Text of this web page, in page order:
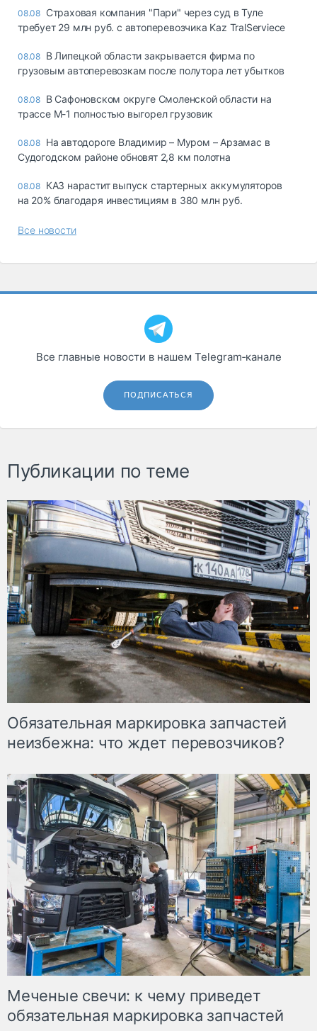
08.08 Страховая компания "Пари" через суд в Туле
требует 29 млн руб. с автоперевозчика Kaz TralServiece
08.08 В Липецкой области закрывается фирма по
грузовым автоперевозкам после полутора лет убытков
08.08 В Сафоновском округе Смоленской области на
трассе М-1 полностью выгорел грузовик
08.08 На автодороге Владимир – Муром – Арзамас в
Судогодском районе обновят 2,8 км полотна
08.08 КАЗ нарастит выпуск стартерных аккумуляторов
на 20% благодаря инвестициям в 380 млн руб.
Все новости
Все главные новости в нашем Telegram‑канале
ПОДПИСАТЬСЯ
Публикации по теме
Обязательная маркировка запчастей
неизбежна: что ждет перевозчиков?
Меченые свечи: к чему приведет
обязательная маркировка запчастей